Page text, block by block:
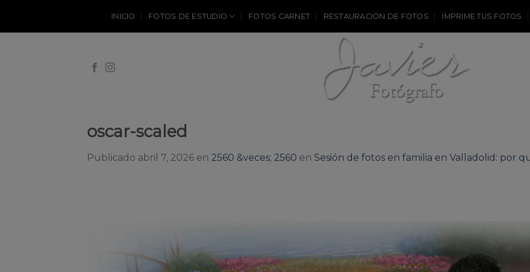
content
INICIO FOTOS DE ESTUDIO FOTOS CARNET RESTAURACIÓN DE FOTOS IMPRIME TUS FOTOS
oscar-scaled
Publicado abril 7, 2026 en 2560 &veces; 2560 en Sesión de fotos en familia en Valladolid: por